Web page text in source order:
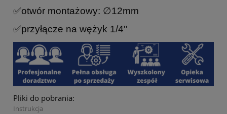
✅otwór montażowy: ∅12mm
✅przyłącze na wężyk 1/4''
Pliki do pobrania:
Instrukcja